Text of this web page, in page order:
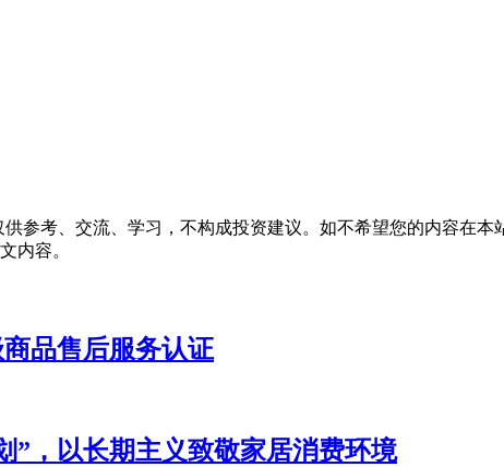
参考、交流、学习，不构成投资建议。如不希望您的内容在本
内容。
品售后服务认证
”，以长期主义致敬家居消费环境